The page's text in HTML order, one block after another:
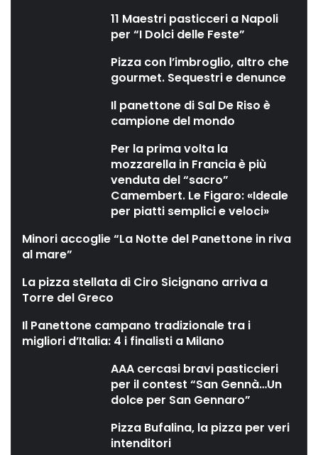
11 Maestri pasticceri a Napoli
per “I Dolci delle Feste”
Pizza con l’imbroglio, altro che
gourmet. Sequestri e denunce
Il panettone di Sal De Riso è
campione del mondo
Per la prima volta la
mozzarella in Francia è più
venduta del “sacro”
Camembert. Le Figaro: «Ideale
per piatti semplici e veloci»
Minori accoglie “La Notte del Panettone in riva
al mare”
La pizza stellata di Ciro Sicignano arriva a
Torre del Greco
Il Panettone campano tradizionale tra i
migliori d’Italia: 4 i finalisti a Milano
AAA cercasi bravi pasticcieri
per il contest “San Gennà…Un
dolce per San Gennaro”
Pizza Bufalina, la pizza per veri
intenditori